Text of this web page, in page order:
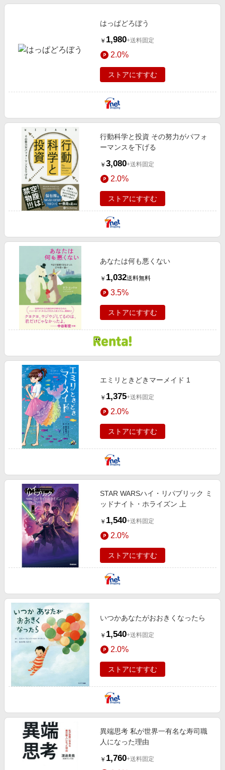
はっぱどろぼう
￥ 1,980+送料固定
2.0%
ストアにすすむ
行動科学と投資 その努力がパフォ
ーマンスを下げる
￥ 3,080+送料固定
2.0%
ストアにすすむ
あなたは何も悪くない
￥ 1,032送料無料
3.5%
ストアにすすむ
エミリときどきマーメイド 1
￥ 1,375+送料固定
2.0%
ストアにすすむ
STAR WARSハイ・リパブリック ミ
ッドナイト・ホライズン 上
￥ 1,540+送料固定
2.0%
ストアにすすむ
いつかあなたがおおきくなったら
￥ 1,540+送料固定
2.0%
ストアにすすむ
異端思考 私が世界一有名な寿司職
人になった理由
￥ 1,760+送料固定